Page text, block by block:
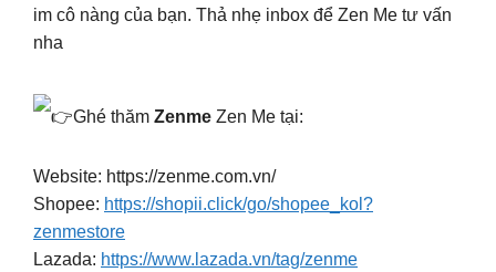
im cô nàng của bạn. Thả nhẹ inbox để Zen Me tư vấn
nha
Ghé thăm Zenme Zen Me tại:
Website: https://zenme.com.vn/
Shopee: https://shopii.click/go/shopee_kol?
zenmestore
Lazada: https://www.lazada.vn/tag/zenme